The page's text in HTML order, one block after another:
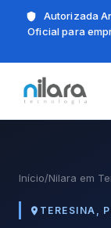
Autorizada
Oficial para
Início/Nilara em
TERESINA,